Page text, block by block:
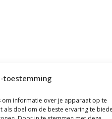
toestemming
informatie over je apparaat op te
als doel om de beste ervaring te